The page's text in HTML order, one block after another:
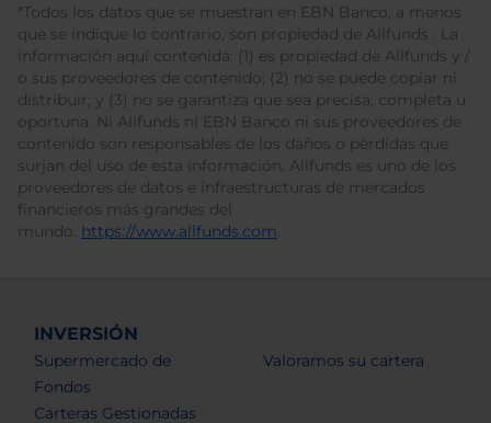
*Todos los datos que se muestran en EBN Banco, a menos
que se indique lo contrario, son propiedad de Allfunds . La
información aquí contenida: (1) es propiedad de Allfunds y /
o sus proveedores de contenido; (2) no se puede copiar ni
distribuir; y (3) no se garantiza que sea precisa, completa u
oportuna. Ni Allfunds ni EBN Banco ni sus proveedores de
contenido son responsables de los daños o pérdidas que
surjan del uso de esta información. Allfunds es uno de los
proveedores de datos e infraestructuras de mercados
financieros más grandes del
mundo. https://www.allfunds.com.
INVERSIÓN
Supermercado de
Fondos
Carteras Gestionadas
Valoramos su cartera